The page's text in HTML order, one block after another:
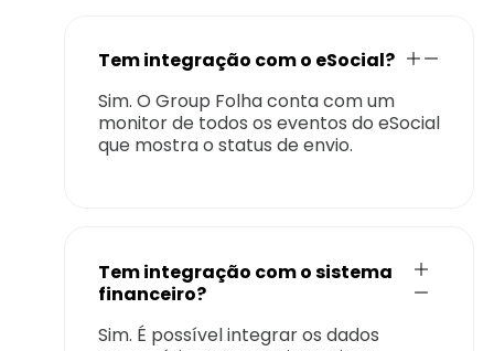
Tem integração com o eSocial?
Sim. O Group Folha conta com um
monitor de todos os eventos do eSocial
que mostra o status de envio.
Tem integração com o sistema
financeiro?
Sim. É possível integrar os dados